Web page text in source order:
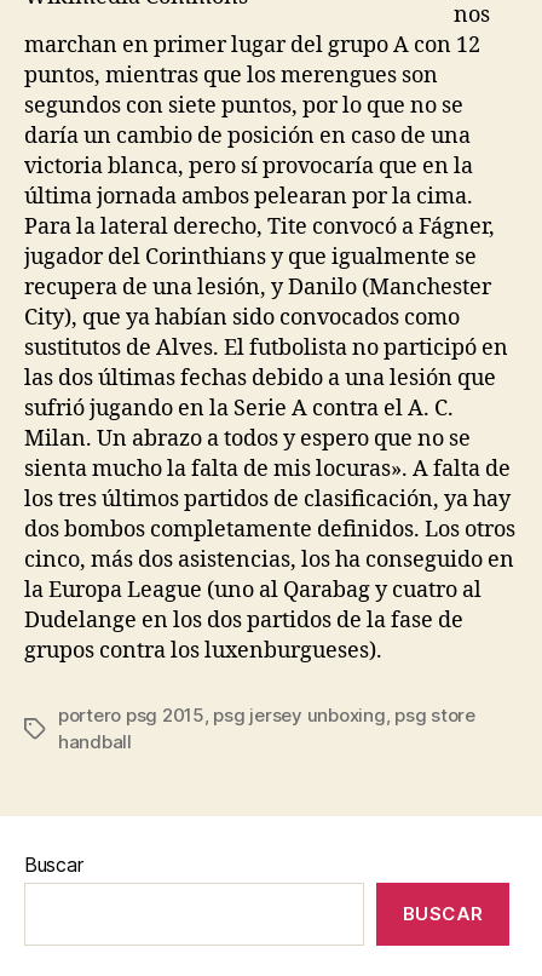
nos
marchan en primer lugar del grupo A con 12
puntos, mientras que los merengues son
segundos con siete puntos, por lo que no se
daría un cambio de posición en caso de una
victoria blanca, pero sí provocaría que en la
última jornada ambos pelearan por la cima.
Para la lateral derecho, Tite convocó a Fágner,
jugador del Corinthians y que igualmente se
recupera de una lesión, y Danilo (Manchester
City), que ya habían sido convocados como
sustitutos de Alves. El futbolista no participó en
las dos últimas fechas debido a una lesión que
sufrió jugando en la Serie A contra el A. C.
Milan. Un abrazo a todos y espero que no se
sienta mucho la falta de mis locuras». A falta de
los tres últimos partidos de clasificación, ya hay
dos bombos completamente definidos. Los otros
cinco, más dos asistencias, los ha conseguido en
la Europa League (uno al Qarabag y cuatro al
Dudelange en los dos partidos de la fase de
grupos contra los luxenburgueses).
Etiquetas
portero psg 2015, psg jersey unboxing, psg store
handball
Buscar
BUSCAR